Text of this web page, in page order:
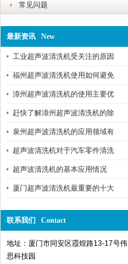
常见问题
最新资讯 New
工业超声波清洗机受关注的原因
福州超声波清洗机使用如何避免
漳州超声波清洗机的使用主要优
赶快了解漳州超声波清洗机的除
泉州超声波清洗机的应用领域有
超声波清洗机对于汽车零件清洗
超声波清洗机的基本应用情况
厦门超声波清洗机最重要的十大
联系我们 Contact
地址：厦门市同安区霞煌路13-17号伟
思科技园